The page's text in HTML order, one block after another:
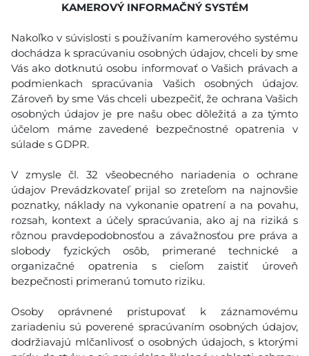
KAMEROVÝ INFORMAČNÝ SYSTÉM
Nakoľko v súvislosti s používaním kamerového systému
dochádza k spracúvaniu osobných údajov, chceli by sme
Vás ako dotknutú osobu informovať o Vašich právach a
podmienkach spracúvania Vašich osobných údajov.
Zároveň by sme Vás chceli ubezpečiť, že ochrana Vašich
osobných údajov je pre našu obec dôležitá a za týmto
účelom máme zavedené bezpečnostné opatrenia v
súlade s GDPR.
V zmysle čl. 32 všeobecného nariadenia o ochrane
údajov Prevádzkovateľ prijal so zreteľom na najnovšie
poznatky, náklady na vykonanie opatrení a na povahu,
rozsah, kontext a účely spracúvania, ako aj na riziká s
rôznou pravdepodobnosťou a závažnosťou pre práva a
slobody fyzických osôb, primerané technické a
organizačné opatrenia s cieľom zaistiť úroveň
bezpečnosti primeranú tomuto riziku.
Osoby oprávnené pristupovať k záznamovému
zariadeniu sú poverené spracúvaním osobných údajov,
dodržiavajú mlčanlivosť o osobných údajoch, s ktorými